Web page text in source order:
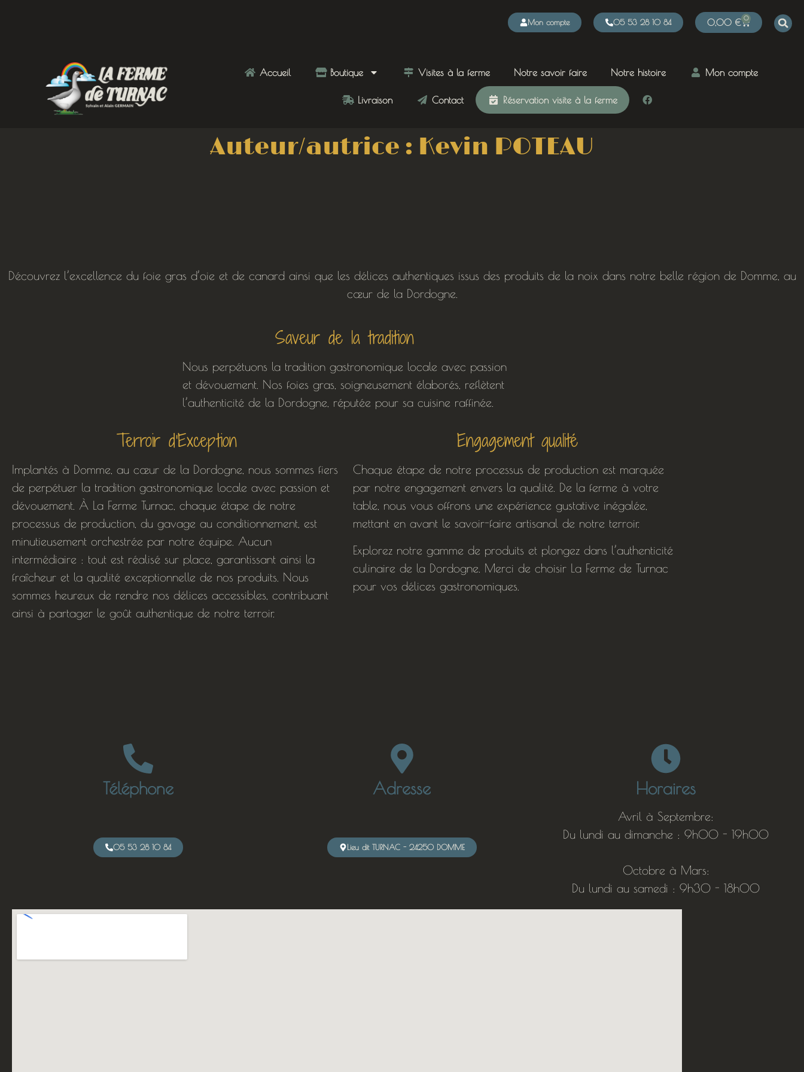
Mon compte 05 53 28 10 84 0,00 € 0
Accueil Boutique Visites à la ferme Notre savoir faire Notre histoire Mon compte
Livraison Contact Réservation visite à la ferme
Auteur/autrice : Kevin POTEAU
Découvrez l’excellence du foie gras d’oie et de canard ainsi que les délices authentiques issus des produits de la noix dans notre belle région de Domme, au
cœur de la Dordogne.
Saveur de la tradition
Nous perpétuons la tradition gastronomique locale avec passion
et dévouement. Nos foies gras, soigneusement élaborés, reflètent
l’authenticité de la Dordogne, réputée pour sa cuisine raffinée.
Terroir d'Exception
Implantés à Domme, au cœur de la Dordogne, nous sommes fiers
de perpétuer la tradition gastronomique locale avec passion et
dévouement. À La Ferme Turnac, chaque étape de notre
processus de production, du gavage au conditionnement, est
minutieusement orchestrée par notre équipe. Aucun
intermédiaire : tout est réalisé sur place, garantissant ainsi la
fraîcheur et la qualité exceptionnelle de nos produits. Nous
sommes heureux de rendre nos délices accessibles, contribuant
ainsi à partager le goût authentique de notre terroir.
Engagement qualité
Chaque étape de notre processus de production est marquée
par notre engagement envers la qualité. De la ferme à votre
table, nous vous offrons une expérience gustative inégalée,
mettant en avant le savoir-faire artisanal de notre terroir.
Explorez notre gamme de produits et plongez dans l’authenticité
culinaire de la Dordogne. Merci de choisir La Ferme de Turnac
pour vos délices gastronomiques.
Téléphone
05 53 28 10 84
Adresse
Lieu dit TURNAC - 24250 DOMME
Horaires
Avril à Septembre:
Du lundi au dimanche : 9h00 - 19h00
Octobre à Mars:
Du lundi au samedi : 9h30 - 18h00